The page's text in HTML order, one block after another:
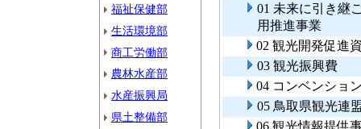
福祉保健部
生活環境部
商工労働部
農林水産部
水産振興局
県土整備部
01 未来に引き継
用推進事業
02 観光開発促進
03 観光振興費
04 コンベンショ
05 鳥取県観光連